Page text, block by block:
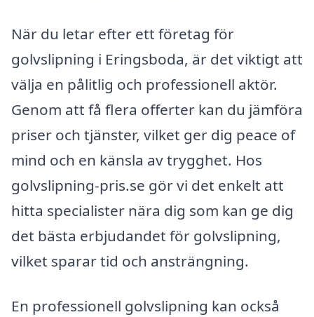
När du letar efter ett företag för
golvslipning i Eringsboda, är det viktigt att
välja en pålitlig och professionell aktör.
Genom att få flera offerter kan du jämföra
priser och tjänster, vilket ger dig peace of
mind och en känsla av trygghet. Hos
golvslipning-pris.se gör vi det enkelt att
hitta specialister nära dig som kan ge dig
det bästa erbjudandet för golvslipning,
vilket sparar tid och ansträngning.
En professionell golvslipning kan också